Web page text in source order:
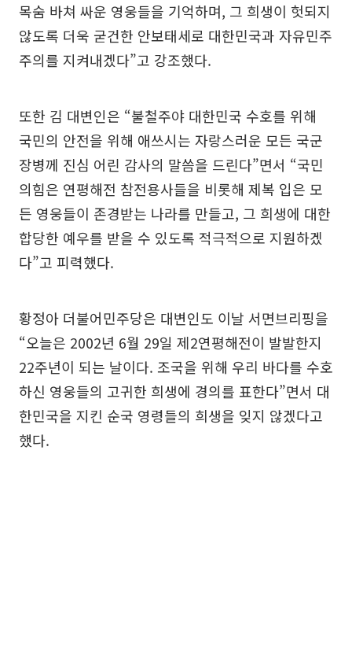
목숨 바쳐 싸운 영웅들을 기억하며, 그 희생이 헛되지
않도록 더욱 굳건한 안보태세로 대한민국과 자유민주
주의를 지켜내겠다”고 강조했다.
또한 김 대변인은 “불철주야 대한민국 수호를 위해
국민의 안전을 위해 애쓰시는 자랑스러운 모든 국군
장병께 진심 어린 감사의 말씀을 드린다”면서 “국민
의힘은 연평해전 참전용사들을 비롯해 제복 입은 모
든 영웅들이 존경받는 나라를 만들고, 그 희생에 대한
합당한 예우를 받을 수 있도록 적극적으로 지원하겠
다”고 피력했다.
황정아 더불어민주당은 대변인도 이날 서면브리핑을
“오늘은 2002년 6월 29일 제2연평해전이 발발한지
22주년이 되는 날이다. 조국을 위해 우리 바다를 수호
하신 영웅들의 고귀한 희생에 경의를 표한다”면서 대
한민국을 지킨 순국 영령들의 희생을 잊지 않겠다고
했다.